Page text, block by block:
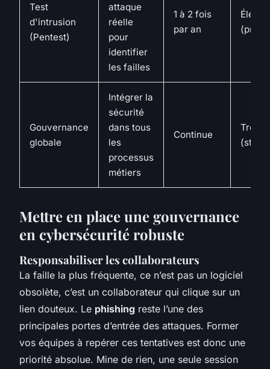
Test
d'intrusion
(Pentest)
attaque
réelle
pour
identifier
les failles
1 à 2 fois
par an
Élevé
Gouvernance
globale
Intégrer la
sécurité
dans tous
les
processus
métiers
Continue
Très
Mettre en place une gouvernance
en cybersécurité robuste
Responsabiliser les collaborateurs
La faille la plus fréquente, ce n’est pas un logiciel
obsolète, c’est un collaborateur qui clique sur un
lien douteux. Le phishing reste l’une des
principales portes d’entrée des attaques. Former
vos équipes à repérer ces tentatives est donc une
priorité absolue. Mine de rien, une seule session